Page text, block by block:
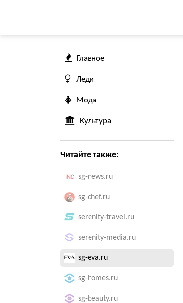
Главное
Леди
Мода
Культура
Читайте также:
sg-news.ru
sg-chef.ru
serenity-travel.ru
serenity-media.ru
sg-eva.ru
sg-homes.ru
sg-beauty.ru